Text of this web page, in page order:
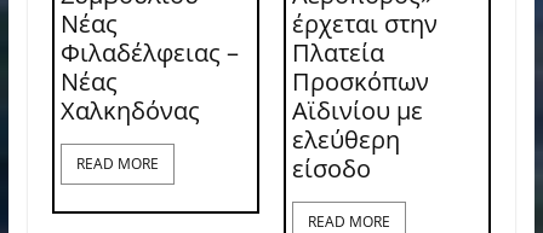
Νέας
Φιλαδέλφειας –
Νέας
Χαλκηδόνας
READ MORE
έρχεται στην
Πλατεία
Προσκόπων
Αϊδινίου με
ελεύθερη
είσοδο
READ MORE